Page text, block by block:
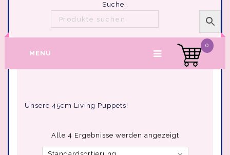
0
MENU
Suche…
Unsere 45cm Living Puppets!
Alle 4 Ergebnisse werden angezeigt